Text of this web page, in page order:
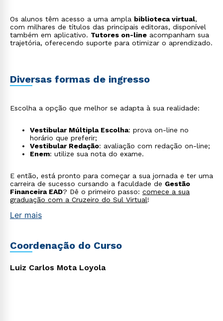
Os alunos têm acesso a uma ampla biblioteca virtual,
com milhares de títulos das principais editoras, disponível
também em aplicativo. Tutores on-line acompanham sua
trajetória, oferecendo suporte para otimizar o aprendizado.
Diversas formas de ingresso
Escolha a opção que melhor se adapta à sua realidade:
Vestibular Múltipla Escolha: prova on-line no
horário que preferir;
Vestibular Redação: avaliação com redação on-line;
Enem: utilize sua nota do exame.
E então, está pronto para começar a sua jornada e ter uma
carreira de sucesso cursando a faculdade de Gestão
Financeira EAD? Dê o primeiro passo: comece a sua
graduação com a Cruzeiro do Sul Virtual!
Ler mais
Coordenação do Curso
Luiz Carlos Mota Loyola
Estou de acordo com aPolítica de Privacidade. e
autorizo que meus dados sejam utilizados para o
envio de conteúdos da Cruzeiro do Sul.